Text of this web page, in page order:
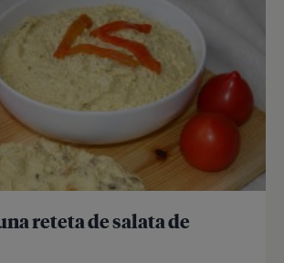
reteta de salata de